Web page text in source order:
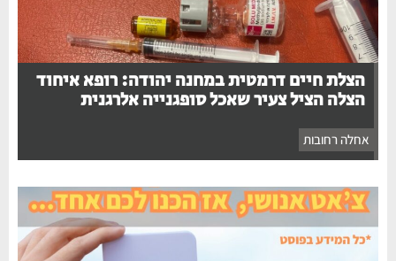
הצלת חיים דרמטית במחנה יהודה: רופא איחוד
הצלה הציל צעיר שאכל סופגנייה אלרגנית
אחלה רחובות